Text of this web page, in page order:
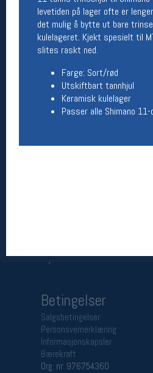
levetiden på lager ofte er
det mulig å bytte ut bare
kulelageret. Kjekt spesielt til
slites raskt ned.
Farge: Sort/rød
Utskiftbart tannhjul
Keramisk kulelager
Passer alle Shimano
Åpningstider butikk
Man-Fredag:
Lørdag:
Team Oslo
Magasinet
linjen
Betingelser
Salgsbetingelser
Personsvernerklæring
Informasjonskapsler
Bærekraft
Org. nr: 976754360